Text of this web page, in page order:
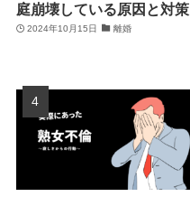
庭崩壊している原因と対策
2024年10月15日 離婚